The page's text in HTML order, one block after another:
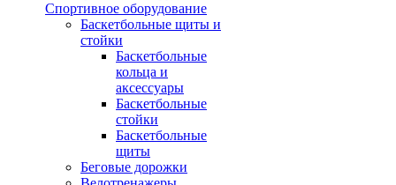
Спортивное оборудование
Баскетбольные щиты и
стойки
Баскетбольные
кольца и
аксессуары
Баскетбольные
стойки
Баскетбольные
щиты
Беговые дорожки